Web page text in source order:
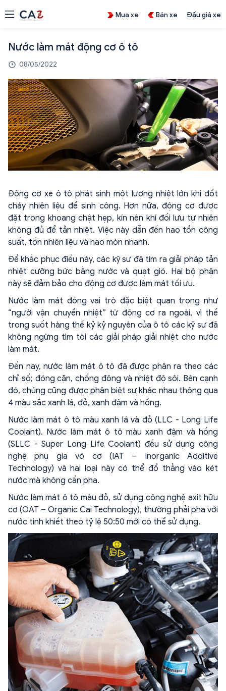
Mua xe Bán xe Đấu giá xe
Nước làm mát động cơ ô tô
08/05/2022
Động cơ xe ô tô phát sinh một lượng nhiệt lớn khi đốt
cháy nhiên liệu để sinh công. Hơn nữa, động cơ được
đặt trong khoang chật hẹp, kín nên khí đối lưu tự nhiên
không đủ để tản nhiệt. Việc này dẫn đến hao tổn công
suất, tốn nhiên liệu và hao mòn nhanh.
Để khắc phục điều này, các kỹ sư đã tìm ra giải pháp tản
nhiệt cưỡng bức bằng nước và quạt gió. Hai bộ phận
này sẽ đảm bảo cho động cơ được làm mát tối ưu.
Nước làm mát đóng vai trò đặc biệt quan trọng như
“người vận chuyển nhiệt” từ động cơ ra ngoài, vì thế
trong suốt hàng thế kỷ kỷ nguyên của ô tô các kỹ sư đã
không ngừng tìm tòi các giải pháp giải nhiệt cho nước
làm mát.
Đến nay, nước làm mát ô tô đã được phân ra theo các
chỉ số; đóng cặn, chống đông và nhiệt độ sôi. Bên cạnh
đó, chúng cũng được phân biệt sự khác nhau thông qua
4 màu sắc xanh lá, đỏ, xanh đậm và hồng.
Nước làm mát ô tô màu xanh lá và đỏ (LLC - Long Life
Coolant). Nước làm mát ô tô màu xanh đậm và hồng
(SLLC - Super Long Life Coolant) đều sử dụng công
nghệ phụ gia vô cơ (IAT – Inorganic Additive
Technology) và hai loại này có thể đổ thẳng vào két
nước mà không cần pha.
Nước làm mát ô tô màu đỏ, sử dụng công nghệ axit hữu
cơ (OAT – Organic Cai Technology), thường phải pha với
nước tinh khiết theo tỷ lệ 50:50 mới có thể sử dụng.